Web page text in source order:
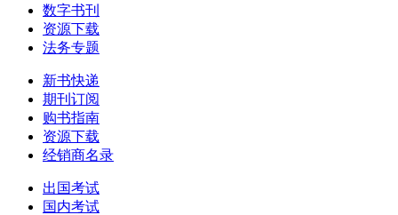
数字书刊
资源下载
法务专题
新书快递
期刊订阅
购书指南
资源下载
经销商名录
出国考试
国内考试